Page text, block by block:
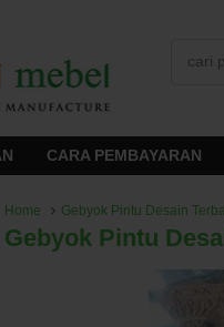
CARA PEMBAYARAN
Home Gebyok Pintu Desain
Gebyok Pintu